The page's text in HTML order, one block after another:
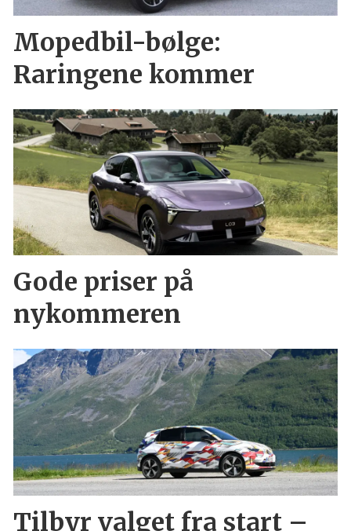
Mopedbil-bølge:
Raringene kommer
Gode priser på
nykommeren
Tilbyr valget fra start –